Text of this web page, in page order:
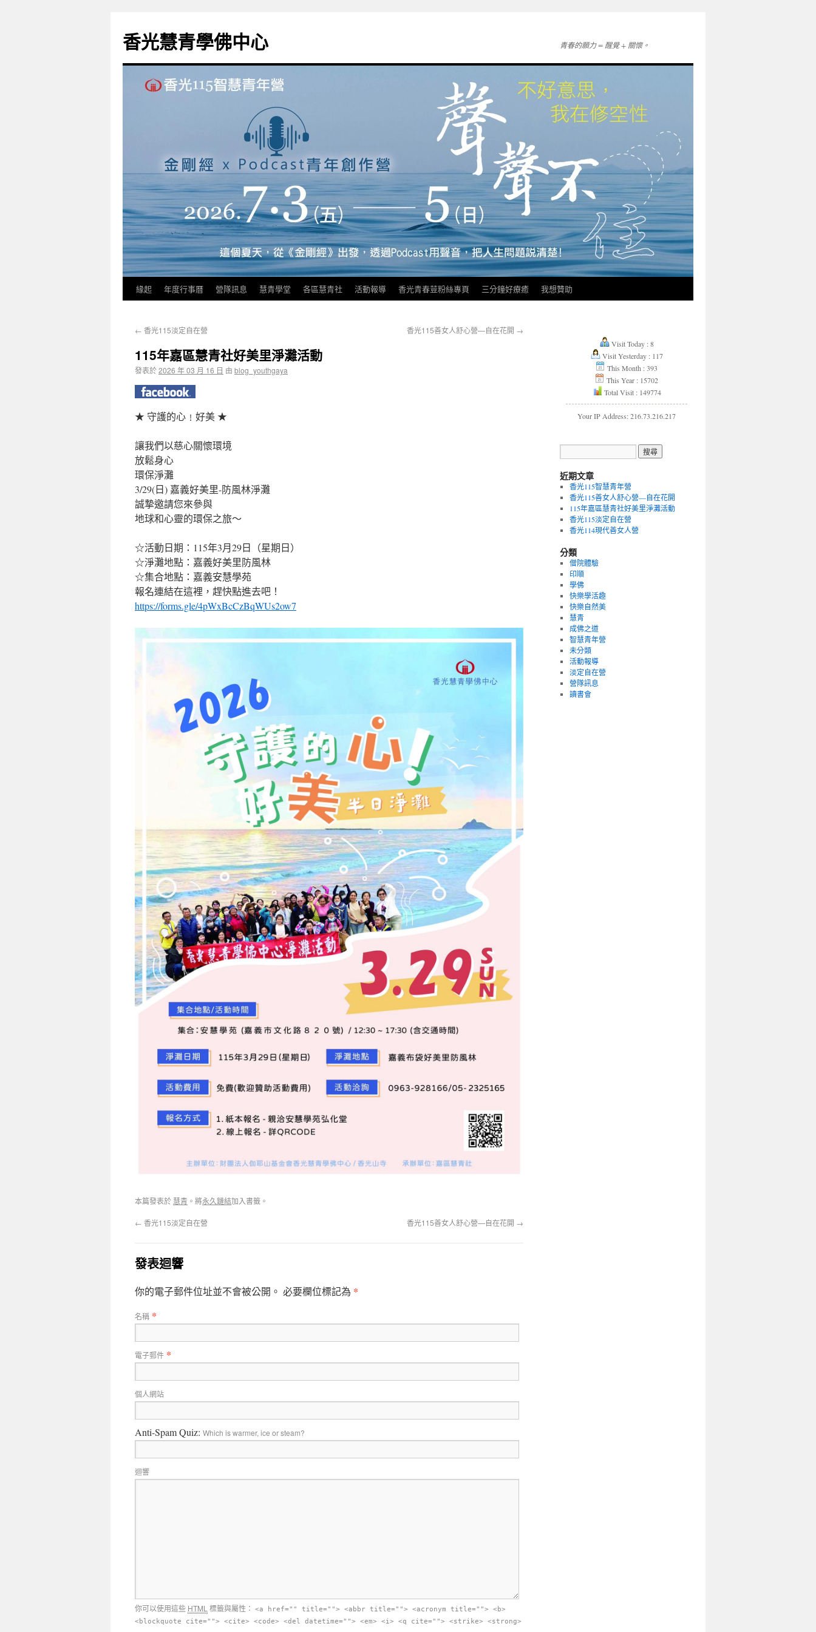
香光慧青學佛中心 青春的願力 = 醒覺 + 關懷。
緣起 年度行事曆 營隊訊息 慧青學堂 各區慧青社 活動報導 香光青春荳粉絲專頁 三分鐘好療癒 我想贊助
← 香光115淡定自在營 香光115善女人舒心營—自在花開 →
115年嘉區慧青社好美里淨灘活動
發表於2026 年 03 月 16 日 由 blog_youthgaya
★ 守護的心﹗好美 ★
讓我們以慈心關懷環境
放鬆身心
環保淨灘
3/29(日) 嘉義好美里-防風林淨灘
誠摯邀請您來參與
地球和心靈的環保之旅～
☆活動日期：115年3月29日（星期日）
☆淨灘地點：嘉義好美里防風林
☆集合地點：嘉義安慧學苑
報名連結在這裡，趕快點進去吧！
https://forms.gle/4pWxBcCzBqWUs2ow7
本篇發表於 慧青 。將永久鏈結加入書籤。
← 香光115淡定自在營 香光115善女人舒心營—自在花開 →
發表迴響
你的電子郵件位址並不會被公開。 必要欄位標記為 *
名稱 *
電子郵件 *
個人網站
Anti-Spam Quiz: Which is warmer, ice or steam?
迴響
你可以使用這些 HTML 標籤與屬性：
<a href="" title=""> <abbr title=""> <acronym title=""> <b>
<blockquote cite=""> <cite> <code> <del datetime=""> <em> <i> <q cite=""> <strike> <strong>
Visit Today : 8
Visit Yesterday : 117
This Month : 393
This Year : 15702
Total Visit : 149774
Your IP Address: 216.73.216.217
近期文章
香光115智慧青年營
香光115善女人舒心營—自在花開
115年嘉區慧青社好美里淨灘活動
香光115淡定自在營
香光114現代善女人營
分類
僧院體驗
印順
學佛
快樂學活趣
快樂自然美
慧青
成佛之道
智慧青年營
未分類
活動報導
淡定自在營
營隊訊息
讀書會